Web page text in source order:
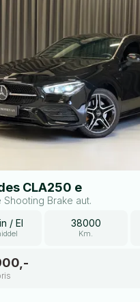
CLA250 e
Shooting Brake aut.
/ El
38000
Km.